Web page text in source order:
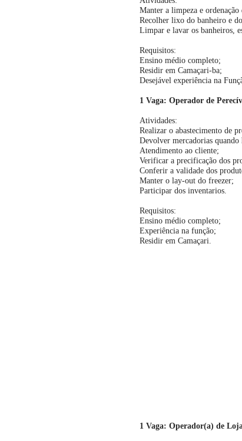
Manter a limpeza e ordenação
Recolher lixo do banheiro e
Limpar e lavar os banheiros,
Requisitos:
Ensino médio completo;
Residir em Camaçari-ba;
Desejável experiência na
1 Vaga: Operador de
Atividades:
Realizar o abastecimento de
Devolver mercadorias
Atendimento ao cliente;
Verificar a precificação dos
Conferir a validade dos
Manter o lay-out do freezer;
Participar dos inventarios.
Requisitos:
Ensino médio completo;
Experiência na função;
Residir em Camaçari.
1 Vaga: Operador(a) de